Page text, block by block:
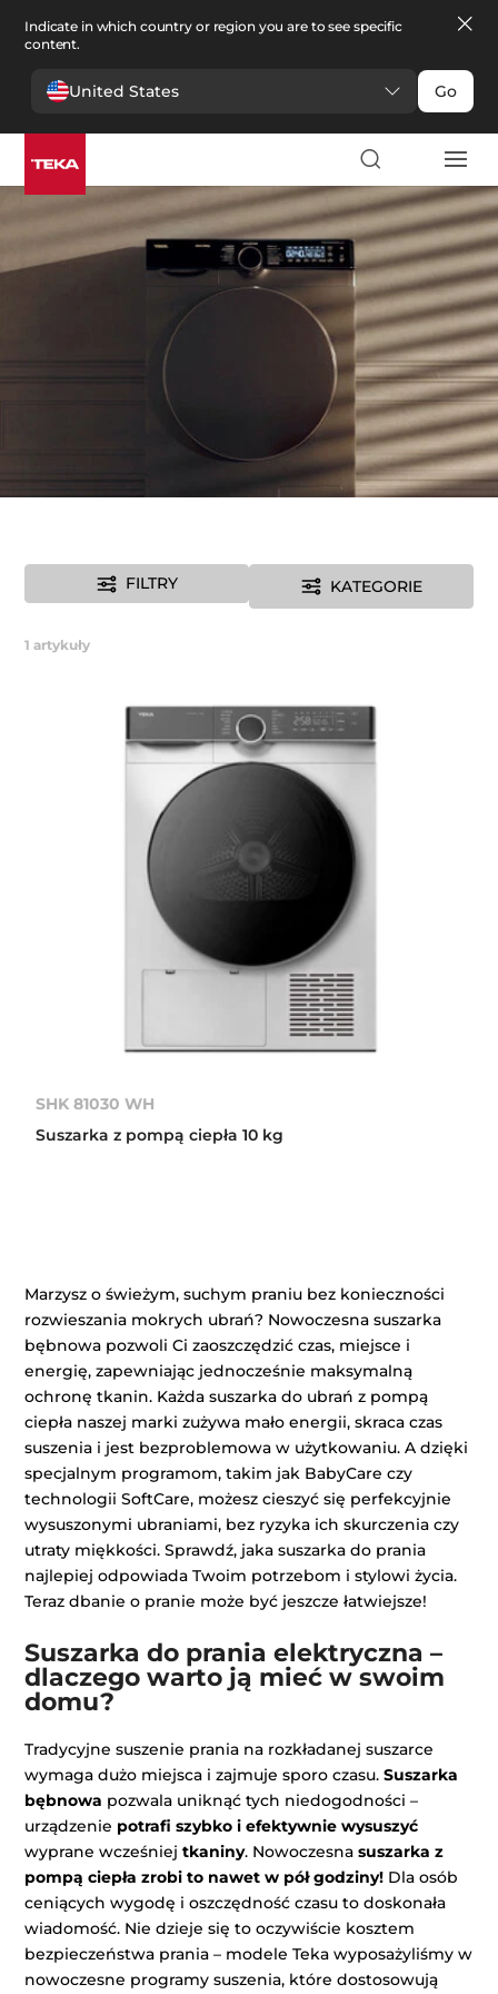
Indicate in which country or region you are to see specific
content.
United States Go
Pralnictwo >Suszarki
Suszarki
FILTRY KATEGORIE
1 artykuły
SHK 81030 WH
Suszarka z pompą ciepła 10 kg
Marzysz o świeżym, suchym praniu bez konieczności
rozwieszania mokrych ubrań? Nowoczesna suszarka
bębnowa pozwoli Ci zaoszczędzić czas, miejsce i
energię, zapewniając jednocześnie maksymalną
ochronę tkanin. Każda suszarka do ubrań z pompą
ciepła naszej marki zużywa mało energii, skraca czas
suszenia i jest bezproblemowa w użytkowaniu. A dzięki
specjalnym programom, takim jak BabyCare czy
technologii SoftCare, możesz cieszyć się perfekcyjnie
wysuszonymi ubraniami, bez ryzyka ich skurczenia czy
utraty miękkości. Sprawdź, jaka suszarka do prania
najlepiej odpowiada Twoim potrzebom i stylowi życia.
Teraz dbanie o pranie może być jeszcze łatwiejsze!
Suszarka do prania elektryczna –
dlaczego warto ją mieć w swoim
domu?
Tradycyjne suszenie prania na rozkładanej suszarce
wymaga dużo miejsca i zajmuje sporo czasu.Suszarka
bębnowa pozwala uniknąć tych niedogodności –
urządzenie potrafi szybko i efektywnie wysuszyć
wyprane wcześniej tkaniny. Nowoczesnasuszarka z
pompą ciepła zrobi to nawet w pół godziny! Dla osób
ceniących wygodę i oszczędność czasu to doskonała
wiadomość. Nie dzieje się to oczywiście kosztem
bezpieczeństwa prania – modele Teka wyposażyliśmy w
nowoczesne programy suszenia, które dostosowują